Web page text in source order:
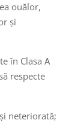
ouălor,
și
în Clasa A
respecte
neteriorată;